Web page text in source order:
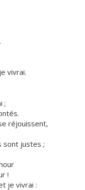
vivrai.
;
réjouissent,
sont justes ;
!
je vivrai :